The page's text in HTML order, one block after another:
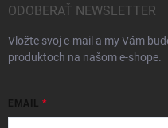
ODOBERAŤ NEWSLETTER
Vložte svoj e-mail a my Vám
produktoch na našom e-shope.
EMAIL